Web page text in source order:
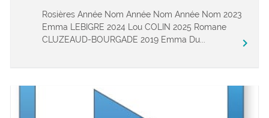
Rosières Année Nom Année Nom Année Nom 2023
Emma LEBIGRE 2024 Lou COLIN 2025 Romane
CLUZEAUD-BOURGADE 2019 Emma Du...
chevron_right